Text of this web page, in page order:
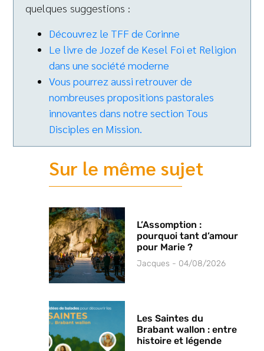
quelques suggestions :
Découvrez le TFF de Corinne
Le livre de Jozef de Kesel Foi et Religion
dans une société moderne
Vous pourrez aussi retrouver de
nombreuses propositions pastorales
innovantes dans notre section Tous
Disciples en Mission.
Sur le même sujet
L’Assomption :
pourquoi tant d’amour
pour Marie ?
Jacques 04/08/2026
Les Saintes du
Brabant wallon : entre
histoire et légende